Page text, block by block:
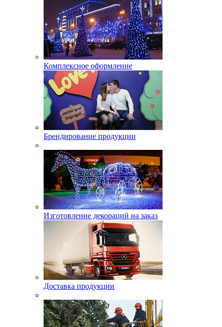
Комплексное оформление
Брендирование продукции
Изготовление декораций на заказ
Доставка продукции